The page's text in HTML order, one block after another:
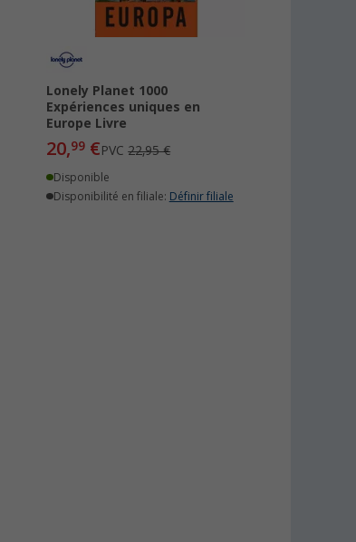
Lonely Planet 1000
Expériences uniques en
Europe Livre
20,99 €PVC22,95 €
Disponible
Disponibilité en filiale: Définir filiale